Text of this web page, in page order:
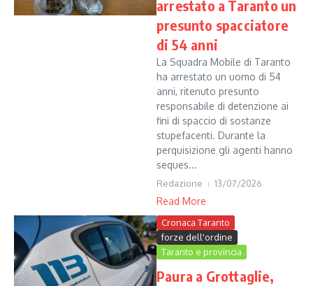
arrestato a Taranto un
presunto spacciatore
di 54 anni
La Squadra Mobile di Taranto
ha arrestato un uomo di 54
anni, ritenuto presunto
responsabile di detenzione ai
fini di spaccio di sostanze
stupefacenti. Durante la
perquisizione gli agenti hanno
seques...
Redazione 13/07/2026
Read More
Cronaca Taranto
forze dell'ordine
Taranto e provincia
Paura a Grottaglie,